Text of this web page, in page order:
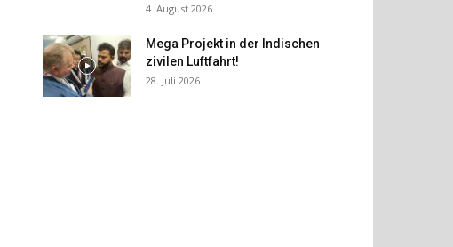
4. August 2026
Mega Projekt in der Indischen
zivilen Luftfahrt!
28. Juli 2026